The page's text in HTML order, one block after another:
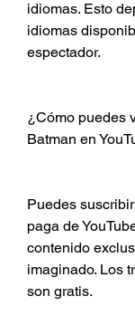
idiomas. Esto
idiomas
espectador.
¿Cómo puedes
Batman en
Puedes
paga de
contenido
imaginado. Los
son gratis.